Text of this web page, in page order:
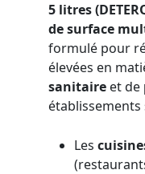
5 litres
de surface
formulé pour
élevées en
sanitaire et de
établissements
Les